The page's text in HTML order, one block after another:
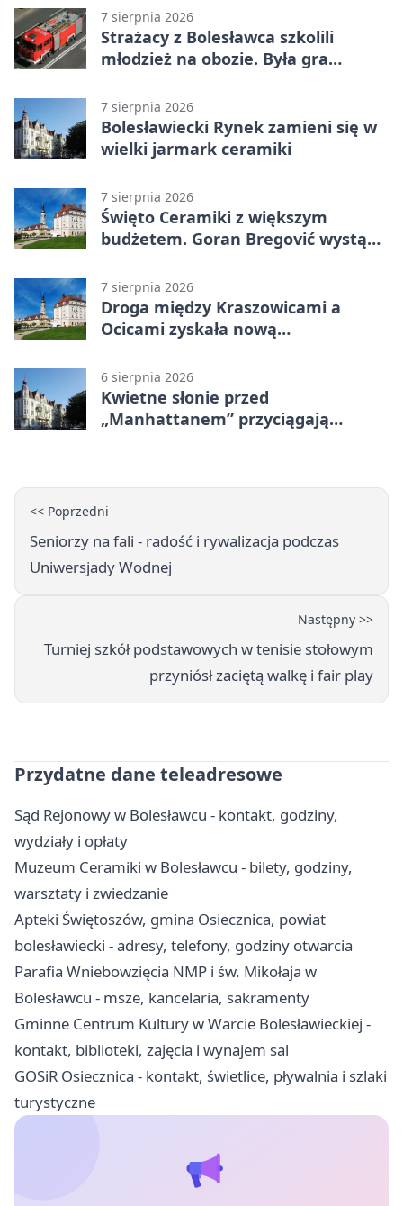
godziny otwarcia
7 sierpnia 2026
Strażacy z Bolesławca szkolili
młodzież na obozie. Była gra
7 sierpnia 2026
Bolesławiecki Rynek zamieni się w
wielki jarmark ceramiki
7 sierpnia 2026
Święto Ceramiki z większym
budżetem. Goran Bregović wystąpi
7 sierpnia 2026
Droga między Kraszowicami a
Ocicami zyskała nową
6 sierpnia 2026
Kwietne słonie przed
„Manhattanem” przyciągają
<< Poprzedni
Seniorzy na fali - radość i rywalizacja podczas
Uniwersjady Wodnej
Następny >>
Turniej szkół podstawowych w tenisie stołowym
przyniósł zaciętą walkę i fair play
Przydatne dane teleadresowe
Sąd Rejonowy w Bolesławcu - kontakt, godziny,
wydziały i opłaty
Muzeum Ceramiki w Bolesławcu - bilety, godziny,
warsztaty i zwiedzanie
Apteki Świętoszów, gmina Osiecznica, powiat
bolesławiecki - adresy, telefony, godziny otwarcia
Parafia Wniebowzięcia NMP i św. Mikołaja w
Bolesławcu - msze, kancelaria, sakramenty
Gminne Centrum Kultury w Warcie Bolesławieckiej -
kontakt, biblioteki, zajęcia i wynajem sal
GOSiR Osiecznica - kontakt, świetlice, pływalnia i szlaki
turystyczne